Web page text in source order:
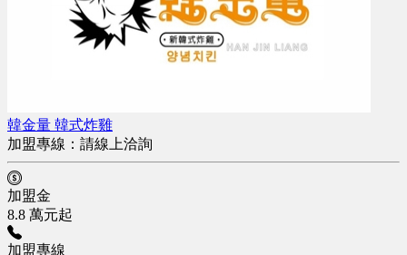
韓金量 韓式炸雞
加盟專線： 請線上洽詢
加盟金
8.8 萬元起
加盟專線